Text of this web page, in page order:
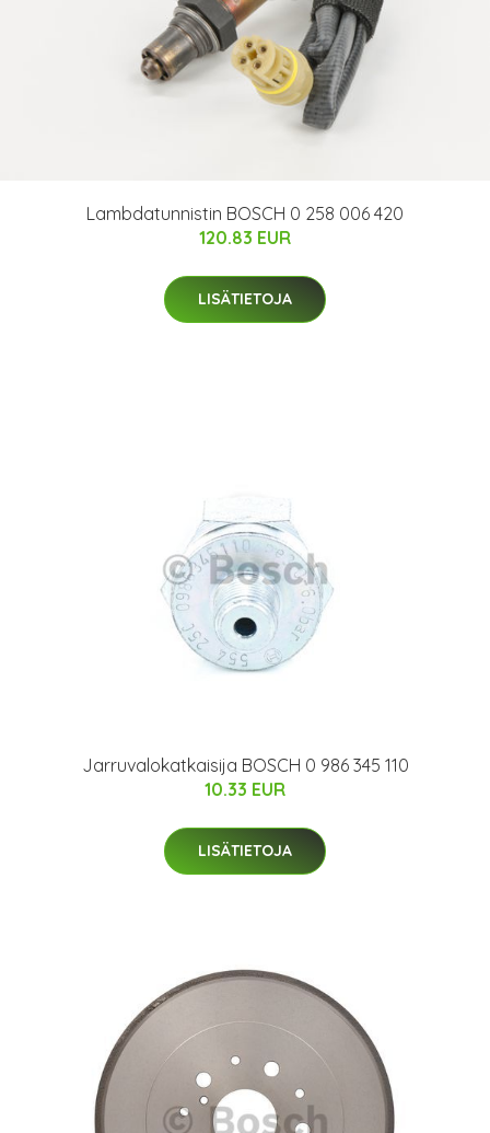
Lambdatunnistin BOSCH 0 258 006 420
120.83 EUR
LISÄTIETOJA
Jarruvalokatkaisija BOSCH 0 986 345 110
10.33 EUR
LISÄTIETOJA